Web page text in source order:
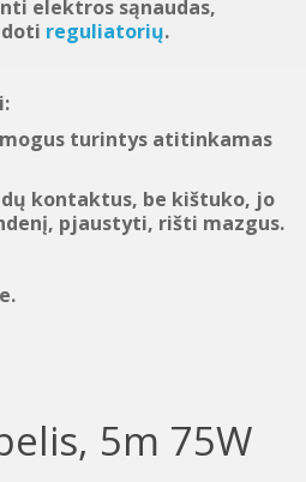
elektros sąnaudas,
reguliatorių.
turintys atitinkamas
kontaktus, be kištuko, jo
pjaustyti, rišti mazgus.
5m 75W